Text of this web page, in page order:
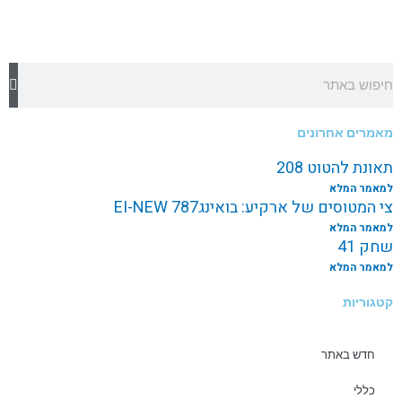
מאמרים אחרונים
תאונת להטוט 208
למאמר המלא
צי המטוסים של ארקיע: בואינג787 EI-NEW
למאמר המלא
שחק 41
למאמר המלא
קטגוריות
חדש באתר
כללי